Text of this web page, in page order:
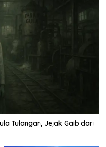
Tulangan, Jejak Gaib dari